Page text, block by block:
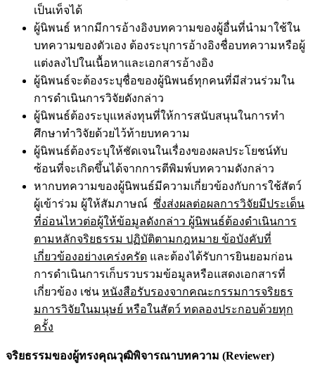
เป็นเท็จได้
ผู้นิพนธ์ หากมีการอ้างอิงบทความของผู้อื่นที่นำมาใช้ใน
บทความของตัวเอง ต้องระบุการอ้างอิงชื่อบทความหรือผู้
แต่งลงไปในเนื้อหาและเอกสารอ้างอิง
ผู้นิพนธ์จะต้องระบุชื่อของผู้นิพนธ์ทุกคนที่มีส่วนร่วมใน
การดำเนินการวิจัยดังกล่าว
ผู้นิพนธ์ต้องระบุแหล่งทุนที่ให้การสนับสนุนในการทำ
ศึกษาทำวิจัยด้วยไว้ท้ายบทความ
ผู้นิพนธ์ต้องระบุให้ชัดเจนในเรื่องของผลประโยชน์ทับ
ซ้อนที่จะเกิดขึ้นได้จากการตีพิมพ์บทความดังกล่าว
หากบทความของผู้นิพนธ์มีความเกี่ยวข้องกับการใช้สัตว์
ผู้เข้าร่วม ผู้ให้สัมภาษณ์ ซึ่งส่งผลต่อผลการวิจัยมีประเด็น
ที่อ่อนไหวต่อผู้ให้ข้อมูลดังกล่าว ผู้นิพนธ์ต้องดำเนินการ
ตามหลักจริยธรรม ปฏิบัติตามกฎหมาย ข้อบังคับที่
เกี่ยวข้องอย่างเคร่งครัด และต้องได้รับการยินยอมก่อน
การดำเนินการเก็บรวบรวมข้อมูลหรือแสดงเอกสารที่
เกี่ยวข้อง เช่น หนังสือรับรองจากคณะกรรมการจริยธร
มการวิจัยในมนุษย์ หรือในสัตว์ ทดลองประกอบด้วยทุก
ครั้ง
จริยธรรมของผู้ทรงคุณวุฒิพิจารณาบทความ (Reviewer)